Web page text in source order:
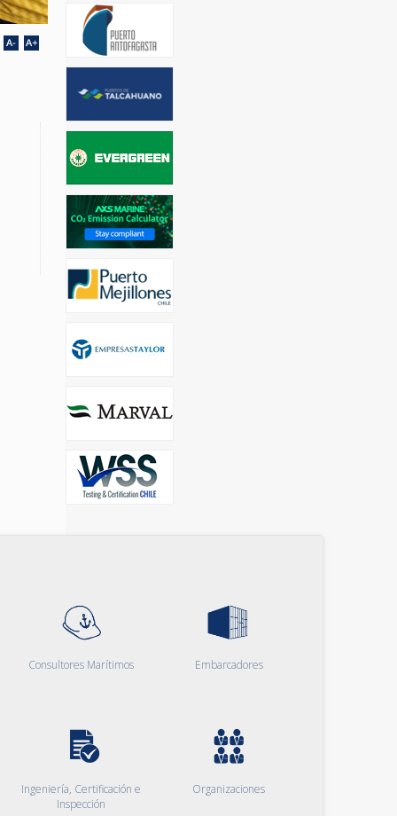
Consultores Marítimos Embarcadores
Ingeniería, Certificación e
Inspección
Organizaciones